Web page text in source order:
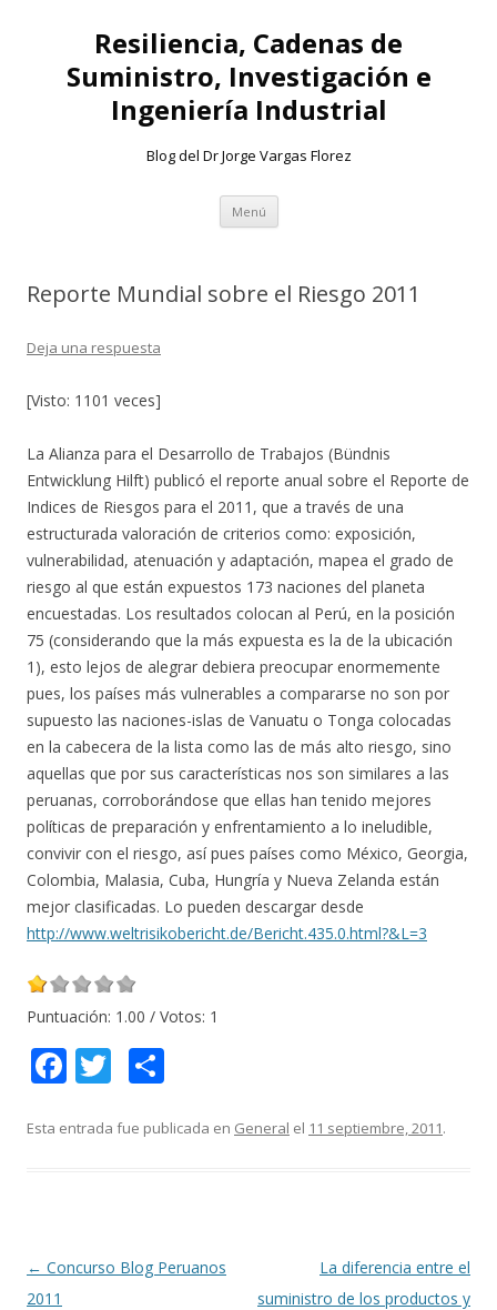
Resiliencia, Cadenas de
Suministro, Investigación e
Ingeniería Industrial
Blog del Dr Jorge Vargas Florez
Menú Ir
contenido
Reporte Mundial sobre el Riesgo 2011
Deja una respuesta
[Visto: 1101 veces]
La Alianza para el Desarrollo de Trabajos (Bündnis
Entwicklung Hilft) publicó el reporte anual sobre el Reporte de
Indices de Riesgos para el 2011, que a través de una
estructurada valoración de criterios como: exposición,
vulnerabilidad, atenuación y adaptación, mapea el grado de
riesgo al que están expuestos 173 naciones del planeta
encuestadas. Los resultados colocan al Perú, en la posición
75 (considerando que la más expuesta es la de la ubicación
1), esto lejos de alegrar debiera preocupar enormemente
pues, los países más vulnerables a compararse no son por
supuesto las naciones-islas de Vanuatu o Tonga colocadas
en la cabecera de la lista como las de más alto riesgo, sino
aquellas que por sus características nos son similares a las
peruanas, corroborándose que ellas han tenido mejores
políticas de preparación y enfrentamiento a lo ineludible,
convivir con el riesgo, así pues países como México, Georgia,
Colombia, Malasia, Cuba, Hungría y Nueva Zelanda están
mejor clasificadas. Lo pueden descargar desde
http://www.weltrisikobericht.de/Bericht.435.0.html?&L=3
Puntuación: 1.00 / Votos: 1
F
e
k
T
itt m
r
Esta entrada fue publicada en General el 11 septiembre, 2011.
Navegación
de
← Concurso Blog Peruanos
2011
La diferencia entre el
suministro de los productos y